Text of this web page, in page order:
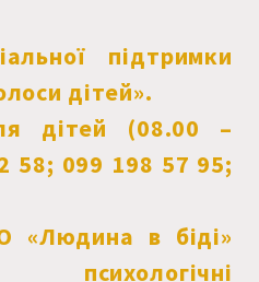
підтримки
дітей».
дітей (08.00 –
58; 099 198 57 95;
«Людина в біді»